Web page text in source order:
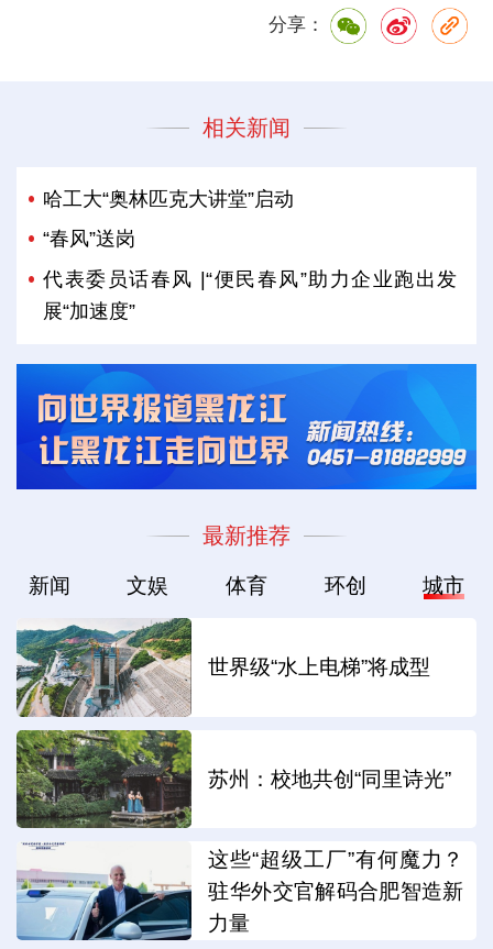
分享：
相关新闻
哈工大“奥林匹克大讲堂”启动
“春风”送岗
代表委员话春风 |“便民春风”助力企业跑出发
展“加速度”
最新推荐
新闻 文娱 体育 环创 城市
世界级“水上电梯”将成型
苏州：校地共创“同里诗光”
这些“超级工厂”有何魔力？
驻华外交官解码合肥智造新
力量